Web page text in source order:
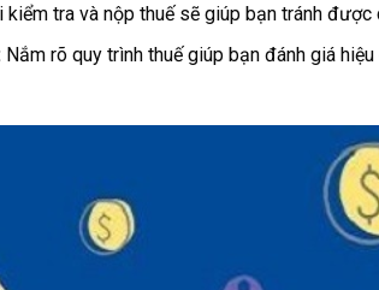
tra và nộp thuế sẽ giúp bạn tránh được
Nắm rõ quy trình thuế giúp bạn đánh giá